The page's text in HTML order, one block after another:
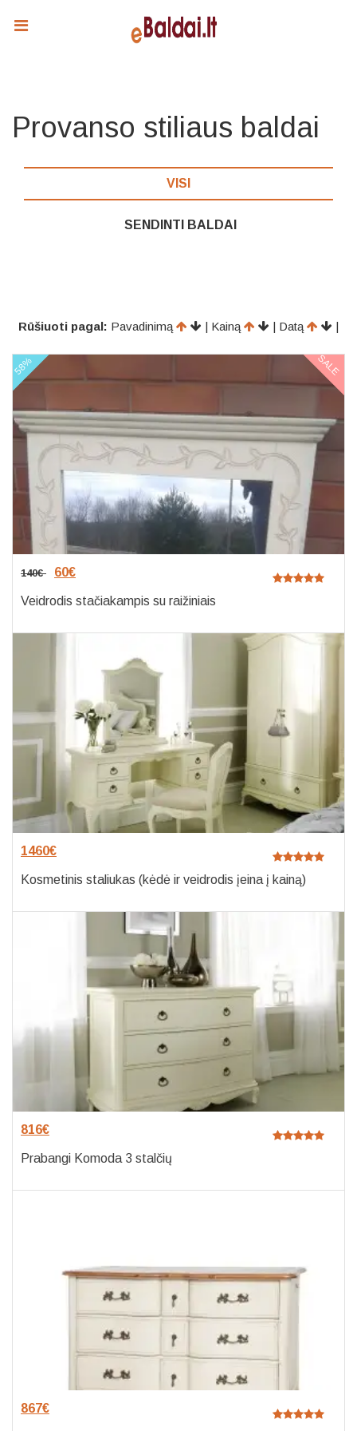
Provanso stiliaus baldai
VISI
SENDINTI BALDAI
Rūšiuoti pagal: Pavadinimą | Kainą | Datą |
58% SALE
140€ 60€
Veidrodis stačiakampis su raižiniais
1460€
Kosmetinis staliukas (kėdė ir veidrodis įeina į kainą)
816€
Prabangi Komoda 3 stalčių
867€